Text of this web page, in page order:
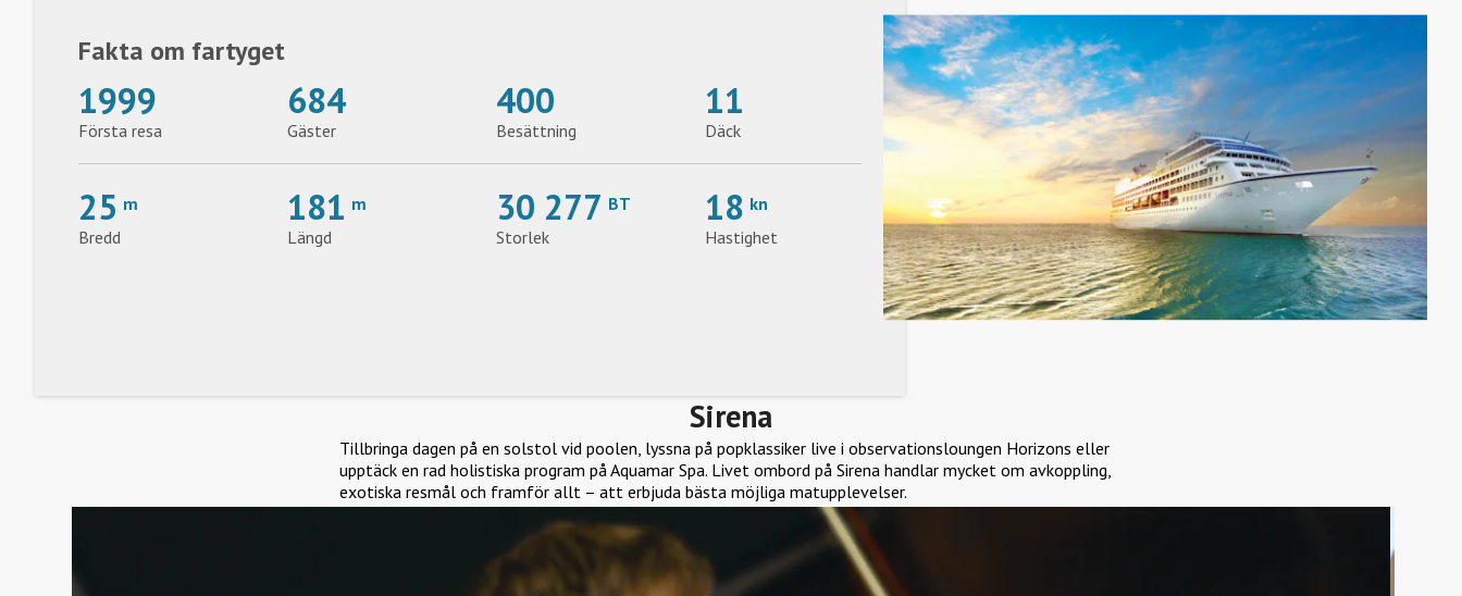
Fakta om fartyget
Första resa
1999
Gäster
684
Besättning
400
Däck
11
Bredd
25 m
Längd
181 m
Storlek
30 277 BT
Hastighet
18 kn
Sirena
Tillbringa dagen på en solstol vid poolen, lyssna på popklassiker live i observationsloungen Horizons eller
upptäck en rad holistiska program på Aquamar Spa. Livet ombord på Sirena handlar mycket om avkoppling,
exotiska resmål och framför allt – att erbjuda bästa möjliga matupplevelser.